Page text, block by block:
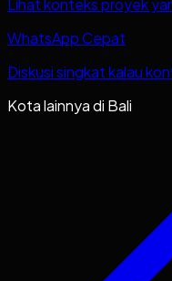
Lihat konteks proyek
WhatsApp Cepat
Diskusi singkat kalau
Kota lainnya di Bali